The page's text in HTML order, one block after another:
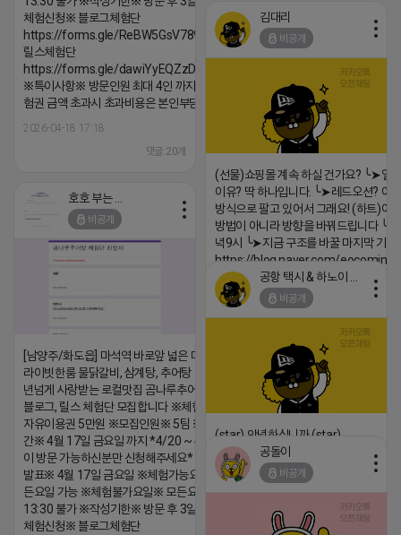
체험신청※ 블로그체험단
https://forms.gle/ReBW5GsV789ur2Pz6
릴스체험단
https://forms.gle/dawiYyEQZzDdqf8W8
※특이사항※ 방문인원 최대 4인 까지 가능 체
험권 금액 초과시 초과비용은 본인부담입니다.
2026-04-18 17:18
댓글:20개
김대리
비공개
(선물)쇼핑몰 계속 하실 건가요? ╰➤열
이유? 딱 하나입니다. ╰➤레드오션? 아
방식으로 팔고 있어서 그래요! (하트)이
방법이 아니라 방향을 바꿔드립니다
녁9시 ╰➤지금 구조를 바꿀 마지막 기회
https://blog.naver.com/eocomim/
2026-04-18 17:15
비공개
[남양주/화도읍] 마석역 바로앞 넓은 매장과, 프
라이빗한룸 물닭갈비, 삼계탕, 추어탕 맛집 10
년넘게 사랑받는 로컬맛집 곰나루추어탕에서
블로그, 릴스 체험단 모집합니다 ※체험메뉴※
자유이용권 5만원 ※모집인원※ 5팀 ※모집기
간※ 4월 17일 금요일 까지 *4/20 ~ 4/26 사
이 방문 가능하신분만 신청해주세요* ※체험단
발표※ 4월 17일 금요일 ※체험가능요일※ 모
든요일 가능 ※체험불가요일※ 모든요일 12 ~
13:30 불가 ※작성기한※ 방문 후 3일 이내 ※
체험신청※ 블로그체험단
비공개
(star) 안녕하십니까 (star)
2026-04-18 17:12
공돌이
비공개